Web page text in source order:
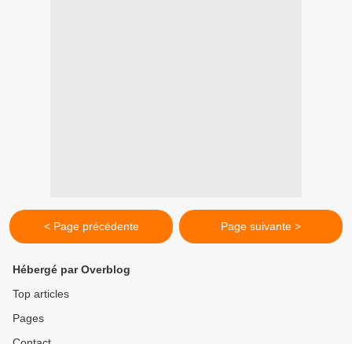
< Page précédente Page suivante >
Hébergé par Overblog
Top articles
Pages